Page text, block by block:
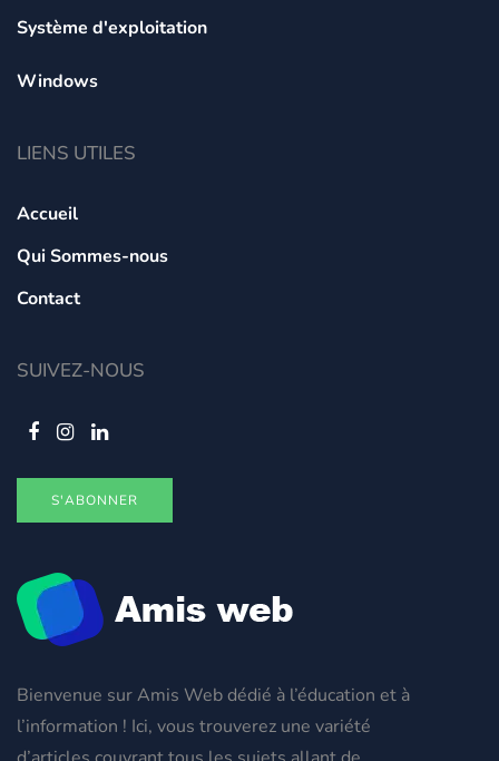
Bienvenue sur Amis Web dédié à l’éducation et à
l’information ! Ici, vous trouverez une variété
Système d'exploitation
Windows
LIENS UTILES
Accueil
Qui Sommes-nous
Contact
SUIVEZ-NOUS
S'ABONNER